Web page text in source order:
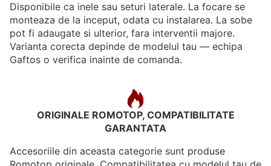
Disponibile ca inele sau seturi laterale. La focare se
monteaza de la inceput, odata cu instalarea. La sobe
pot fi adaugate si ulterior, fara interventii majore.
Varianta corecta depinde de modelul tau — echipa
Gaftos o verifica inainte de comanda.
ORIGINALE ROMOTOP, COMPATIBILITATE
GARANTATA
Accesoriile din aceasta categorie sunt produse